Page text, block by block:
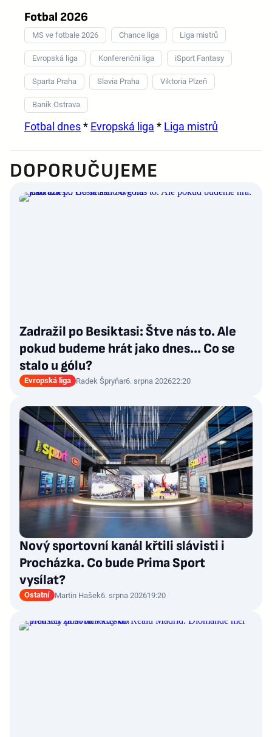
Fotbal 2026
MS ve fotbale 2026 Chance liga Liga mistrů
Evropská liga Konferenční liga iSport Fantasy
Sparta Praha Slavia Praha Viktoria Plzeň
Baník Ostrava
Fotbal dnes* Evropská liga * Liga mistrů
DOPORUČUJEME
Zadražil po Besiktasi: Štve nás to. Ale
pokud budeme hrát jako dnes... Co se
stalo u gólu?
Evropská liga Radek Špryňar6. srpna 202622:20
Nový sportovní kanál křtili slávisti i
Procházka. Co bude Prima Sport
vysílat?
Ostatní Martin Hašek6. srpna 202619:20